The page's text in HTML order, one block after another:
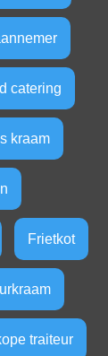
catering
kraam
Frietkot
traiteur